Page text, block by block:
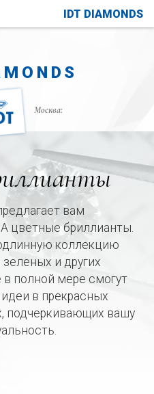
IDT DIAMONDS
Москва:
вам
цветные бриллианты.
коллекцию
и других
полной мере смогут
в прекрасных
подчеркивающих вашу